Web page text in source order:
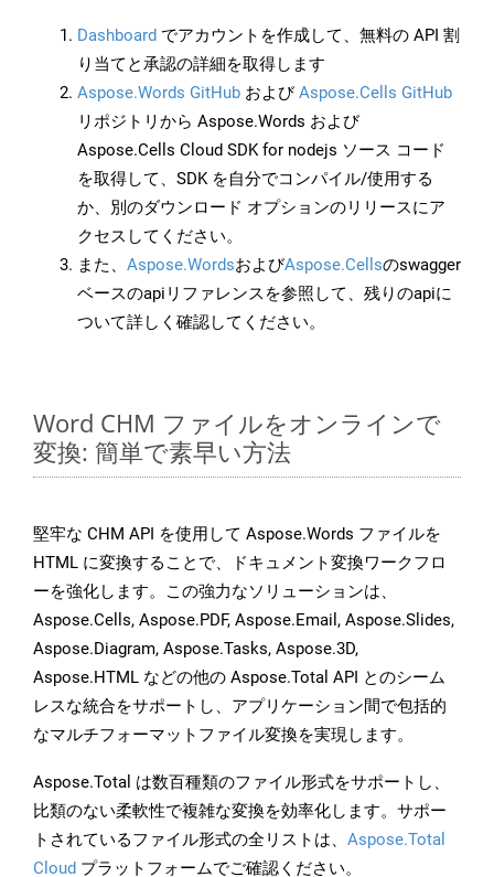
Dashboard でアカウントを作成して、無料の API 割
り当てと承認の詳細を取得します
Aspose.Words GitHub およびAspose.Cells GitHub
リポジトリから Aspose.Words および
Aspose.Cells Cloud SDK for nodejs ソース コード
を取得して、SDK を自分でコンパイル/使用する
か、別のダウンロード オプションのリリースにア
クセスしてください。
また、 Aspose.WordsおよびAspose.Cellsのswagger
ベースのapiリファレンスを参照して、残りのapiに
ついて詳しく確認してください。
Word CHM ファイルをオンラインで
変換: 簡単で素早い方法
堅牢な CHM API を使用して Aspose.Words ファイルを
HTML に変換することで、ドキュメント変換ワークフロ
ーを強化します。この強力なソリューションは、
Aspose.Cells, Aspose.PDF, Aspose.Email, Aspose.Slides,
Aspose.Diagram, Aspose.Tasks, Aspose.3D,
Aspose.HTML などの他の Aspose.Total API とのシーム
レスな統合をサポートし、アプリケーション間で包括的
なマルチフォーマットファイル変換を実現します。
Aspose.Total は数百種類のファイル形式をサポートし、
比類のない柔軟性で複雑な変換を効率化します。サポー
トされているファイル形式の全リストは、 Aspose.Total
Cloud プラットフォームでご確認ください。